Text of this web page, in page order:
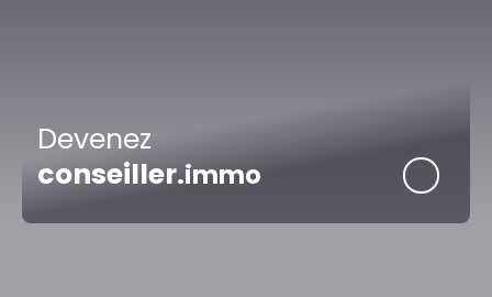
Devenez
conseiller.immo